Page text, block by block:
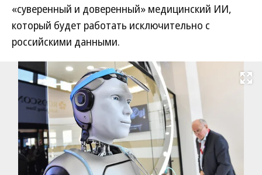
«суверенный и доверенный» медицинский ИИ,
который будет работать исключительно с
российскими данными.
Развернуть